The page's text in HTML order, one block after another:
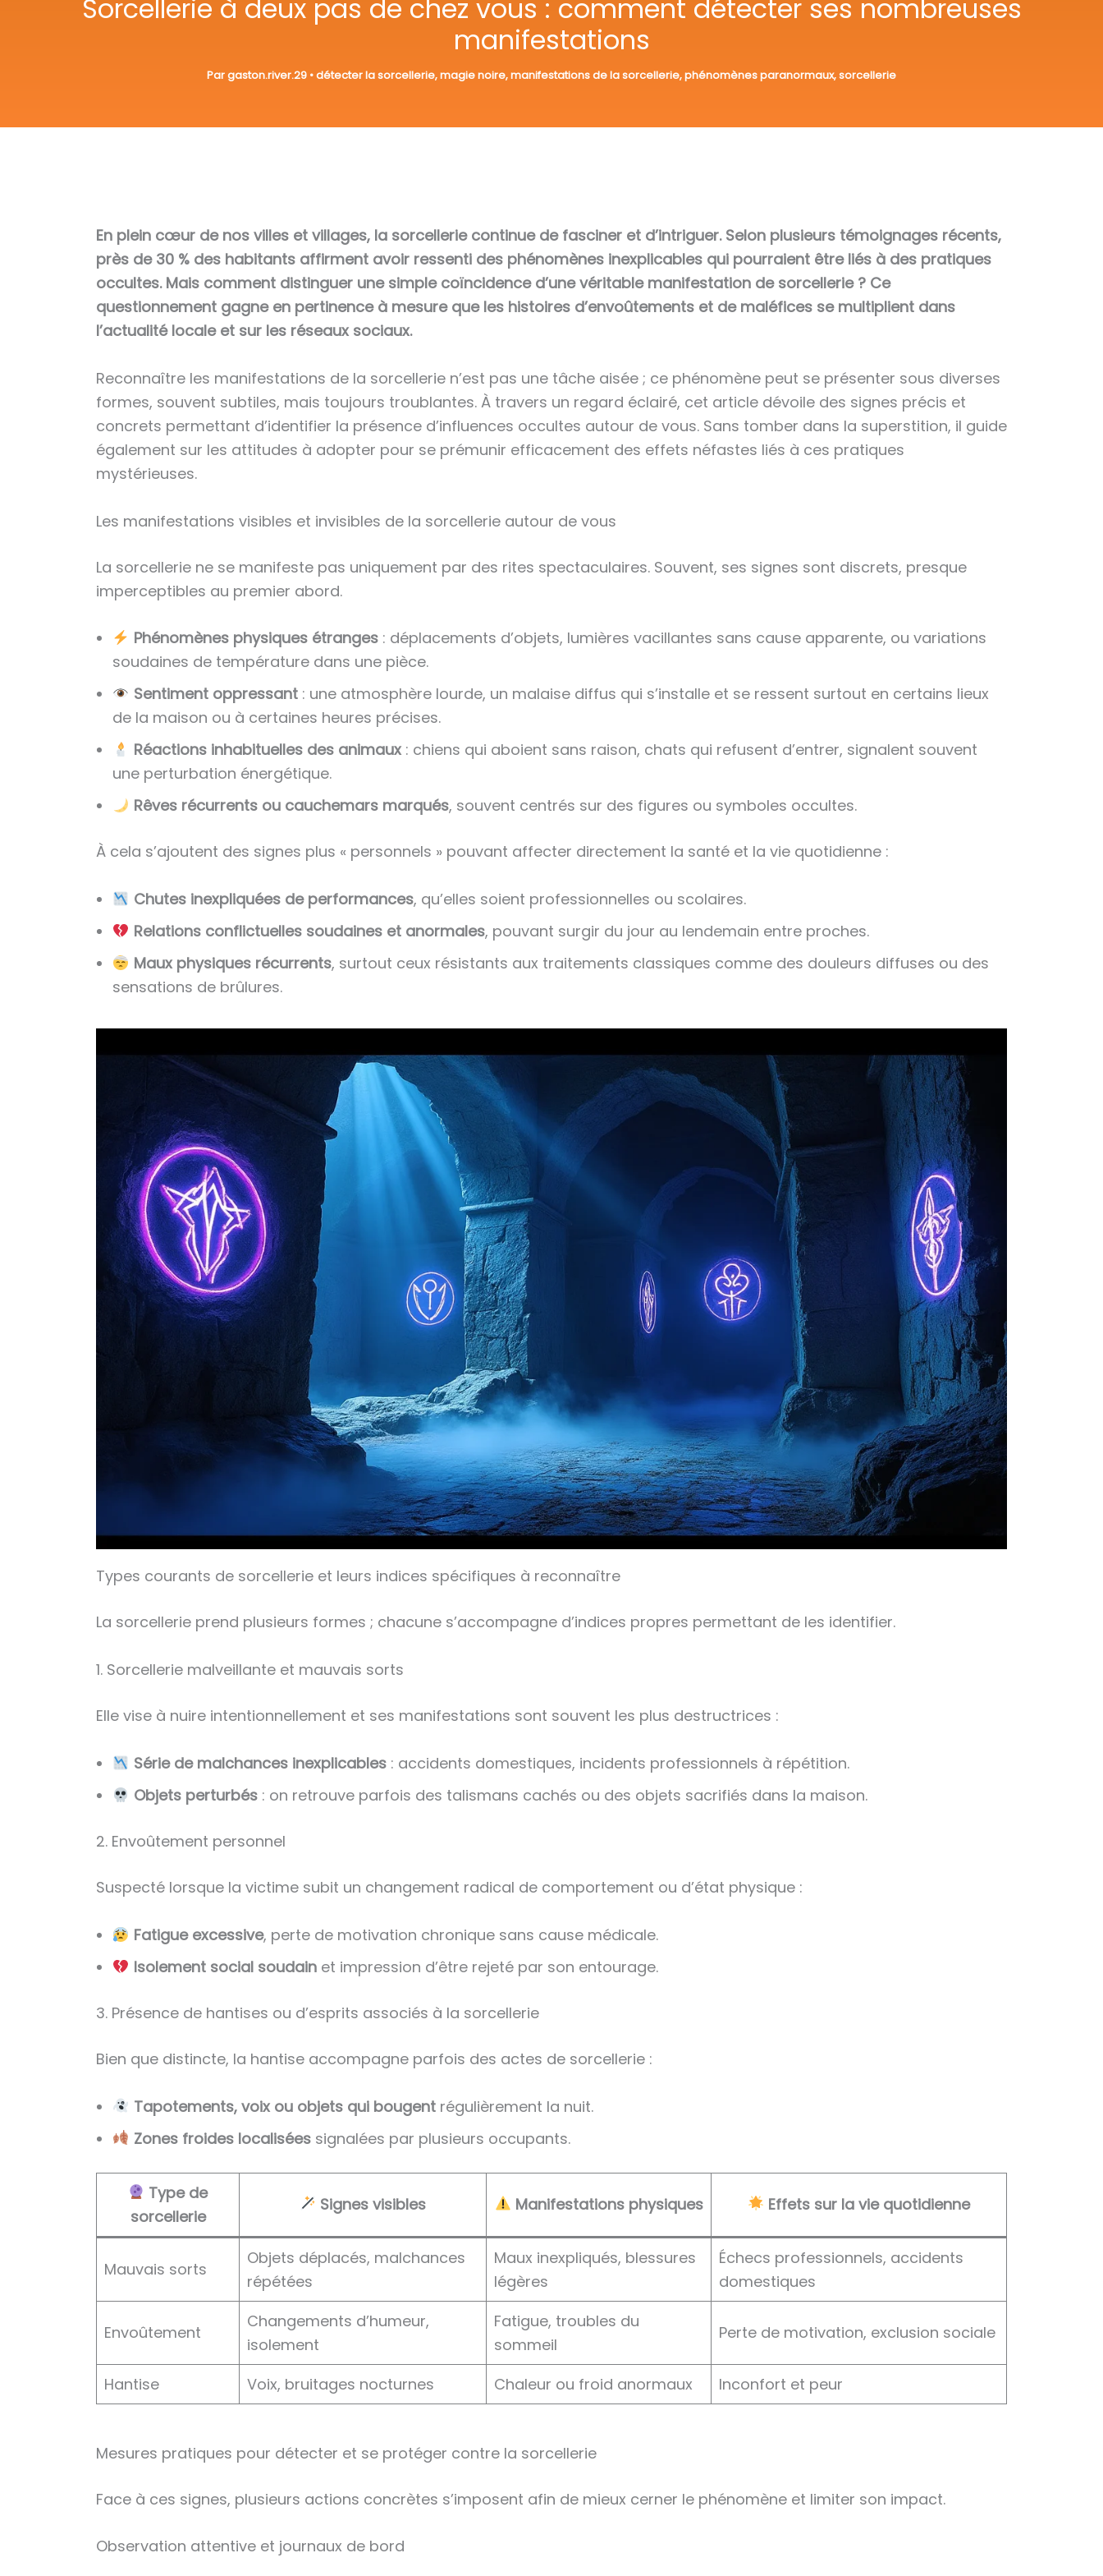
Sorcellerie à deux pas de chez vous : comment détecter ses nombreuses
manifestations
Pargaston.river.29 •détecter la sorcellerie,magie noire,manifestations de la sorcellerie,phénomènes paranormaux,sorcellerie
En plein cœur de nos villes et villages, la sorcellerie continue de fasciner et d’intriguer. Selon plusieurs témoignages récents,
près de 30 % des habitants affirment avoir ressenti des phénomènes inexplicables qui pourraient être liés à des pratiques
occultes. Mais comment distinguer une simple coïncidence d’une véritable manifestation de sorcellerie ? Ce
questionnement gagne en pertinence à mesure que les histoires d’envoûtements et de maléfices se multiplient dans
l’actualité locale et sur les réseaux sociaux.
Reconnaître les manifestations de la sorcellerie n’est pas une tâche aisée ; ce phénomène peut se présenter sous diverses
formes, souvent subtiles, mais toujours troublantes. À travers un regard éclairé, cet article dévoile des signes précis et
concrets permettant d’identifier la présence d’influences occultes autour de vous. Sans tomber dans la superstition, il guide
également sur les attitudes à adopter pour se prémunir efficacement des effets néfastes liés à ces pratiques
mystérieuses.
Les manifestations visibles et invisibles de la sorcellerie autour de vous
La sorcellerie ne se manifeste pas uniquement par des rites spectaculaires. Souvent, ses signes sont discrets, presque
imperceptibles au premier abord.
Phénomènes physiques étranges: déplacements d’objets, lumières vacillantes sans cause apparente, ou variations
soudaines de température dans une pièce.
Sentiment oppressant: une atmosphère lourde, un malaise diffus qui s’installe et se ressent surtout en certains lieux
de la maison ou à certaines heures précises.
Réactions inhabituelles des animaux: chiens qui aboient sans raison, chats qui refusent d’entrer, signalent souvent
une perturbation énergétique.
Rêves récurrents ou cauchemars marqués, souvent centrés sur des figures ou symboles occultes.
À cela s’ajoutent des signes plus « personnels » pouvant affecter directement la santé et la vie quotidienne :
Chutes inexpliquées de performances, qu’elles soient professionnelles ou scolaires.
Relations conflictuelles soudaines et anormales, pouvant surgir du jour au lendemain entre proches.
Maux physiques récurrents, surtout ceux résistants aux traitements classiques comme des douleurs diffuses ou des
sensations de brûlures.
Types courants de sorcellerie et leurs indices spécifiques à reconnaître
La sorcellerie prend plusieurs formes ; chacune s’accompagne d’indices propres permettant de les identifier.
1. Sorcellerie malveillante et mauvais sorts
Elle vise à nuire intentionnellement et ses manifestations sont souvent les plus destructrices :
Série de malchances inexplicables: accidents domestiques, incidents professionnels à répétition.
Objets perturbés: on retrouve parfois des talismans cachés ou des objets sacrifiés dans la maison.
2. Envoûtement personnel
Suspecté lorsque la victime subit un changement radical de comportement ou d’état physique :
Fatigue excessive, perte de motivation chronique sans cause médicale.
Isolement social soudainet impression d’être rejeté par son entourage.
3. Présence de hantises ou d’esprits associés à la sorcellerie
Bien que distincte, la hantise accompagne parfois des actes de sorcellerie :
Tapotements, voix ou objets qui bougentrégulièrement la nuit.
Zones froides localiséessignalées par plusieurs occupants.
Type de
sorcellerie
Signes visibles Manifestations physiques Effets sur la vie quotidienne
Mauvais sorts
Objets déplacés, malchances
répétées
Maux inexpliqués, blessures
légères
Échecs professionnels, accidents
domestiques
Envoûtement
Changements d’humeur,
isolement
Fatigue, troubles du
sommeil
Perte de motivation, exclusion sociale
Hantise Voix, bruitages nocturnes Chaleur ou froid anormaux Inconfort et peur
Mesures pratiques pour détecter et se protéger contre la sorcellerie
Face à ces signes, plusieurs actions concrètes s’imposent afin de mieux cerner le phénomène et limiter son impact.
Observation attentive et journaux de bord